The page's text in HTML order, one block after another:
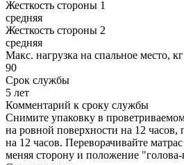
Жесткость стороны 1
средняя
Жесткость стороны 2
средняя
Макс. нагрузка на спальное место, кг
90
Срок службы
5 лет
Комментарий к сроку службы
Снимите упаковку в
на ровной поверхности на 12 часов,
на 12 часов. Переворачивайте
меняя сторону и положение